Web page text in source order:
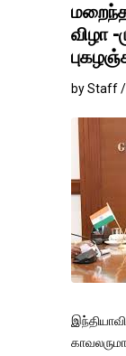
விழா
by Staff